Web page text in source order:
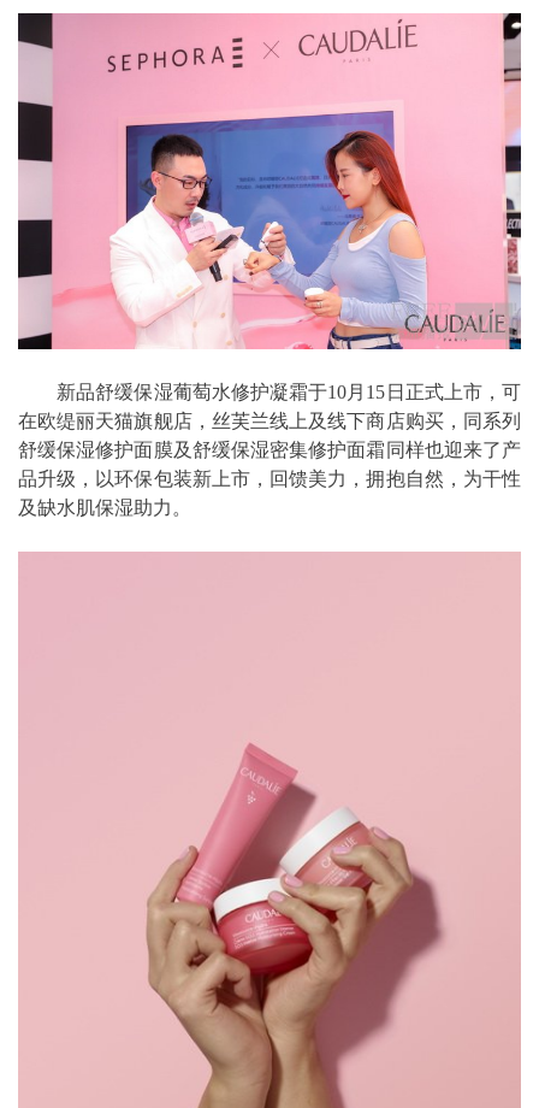
新品舒缓保湿葡萄水修护凝霜于10月15日正式上市，可
在欧缇丽天猫旗舰店，丝芙兰线上及线下商店购买，同系列
舒缓保湿修护面膜及舒缓保湿密集修护面霜同样也迎来了产
品升级，以环保包装新上市，回馈美力，拥抱自然，为干性
及缺水肌保湿助力。